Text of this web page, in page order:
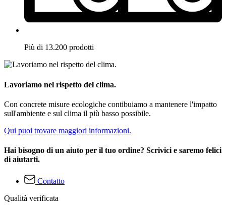
Più di 13.200 prodotti
Lavoriamo nel rispetto del clima.
Con concrete misure ecologiche contibuiamo a mantenere l'impatto
sull'ambiente e sul clima il più basso possibile.
Qui puoi trovare maggiori informazioni.
Hai bisogno di un aiuto per il tuo ordine? Scrivici e saremo felici
di aiutarti.
Contatto
Qualità verificata